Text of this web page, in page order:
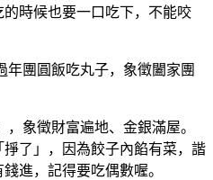
時候也要一口吃下，不能咬
團圓飯吃丸子，象徵闔家團
象徵財富遍地、金銀滿屋。
了」，因為餃子內餡有菜，諧
進，記得要吃偶數喔。